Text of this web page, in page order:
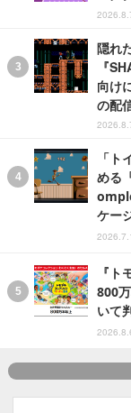
隠れ
『
向け
の配
「
める
ケー
『
800
いて